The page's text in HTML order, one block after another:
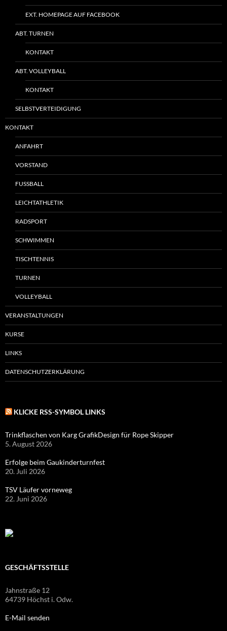
EXT. HOMEPAGE AUF FACEBOOK
ABT. TURNEN
KONTAKT
ABT. VOLLEYBALL
KONTAKT
SELBSTVERTEIDIGUNG
KONTAKT
ANFAHRT
VORSTAND
FUSSBALL
LEICHTATHLETIK
RADSPORT
SCHWIMMEN
TISCHTENNIS
TURNEN
VOLLEYBALL
VERANSTALTUNGEN
KURSE
LINKS
DATENSCHUTZERKLÄRUNG
KLICKE RSS-SYMBOL LINKS
Trinkflaschen von Karg GrafikDesign für Rope Skipper
5. August 2026
Erfolge beim Gaukinderturnfest
20. Juli 2026
TSV Läufer vorneweg
22. Juni 2026
GESCHÄFTSSTELLE
Jahnstraße 12
64739 Höchst i. Odw.
E-Mail senden